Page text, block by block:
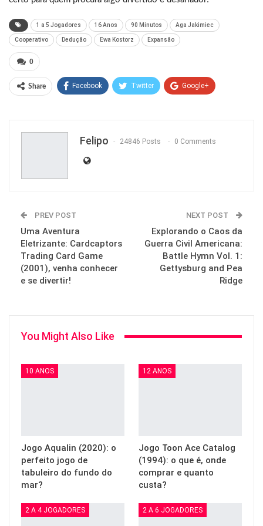
1 a 5 Jogadores 16 Anos 90 Minutos Aga Jakimiec
Cooperativo Dedução Ewa Kostorz Expansão
0
Share Facebook Twitter Google+
Email
Felipo 24846 Posts 0 Comments
PREV POST
Uma Aventura
Eletrizante: Cardcaptors
Trading Card Game
(2001), venha conhecer
e se divertir!
NEXT POST
Explorando o Caos da
Guerra Civil Americana:
Battle Hymn Vol. 1:
Gettysburg and Pea
Ridge
You Might Also Like
10 ANOS
Jogo Aqualin (2020): o
perfeito jogo de
tabuleiro do fundo do
mar?
12 ANOS
Jogo Toon Ace Catalog
(1994): o que é, onde
comprar e quanto
custa?
2 A 4 JOGADORES 2 A 6 JOGADORES